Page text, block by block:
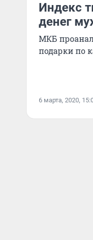
Индекс
денег
МКБ
подарки по
6 марта, 2020,